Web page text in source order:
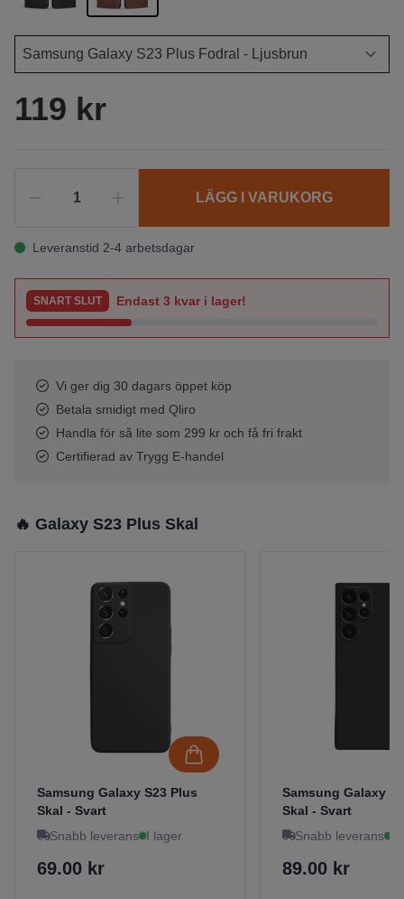
119 kr
LÄGG I VARUKORG
Leveranstid 2-4 arbetsdagar
SNART SLUT Endast 3 kvar i lager!
Vi ger dig 30 dagars öppet köp
Betala smidigt med Qliro
Handla för så lite som 299 kr och få fri frakt
Certifierad av Trygg E-handel
🔥 Galaxy S23 Plus Skal
Samsung Galaxy S23 Plus
Skal - Svart
Snabb leverans I lager
69.00 kr
Samsung Galaxy
Skal - Svart
Snabb leverans
89.00 kr